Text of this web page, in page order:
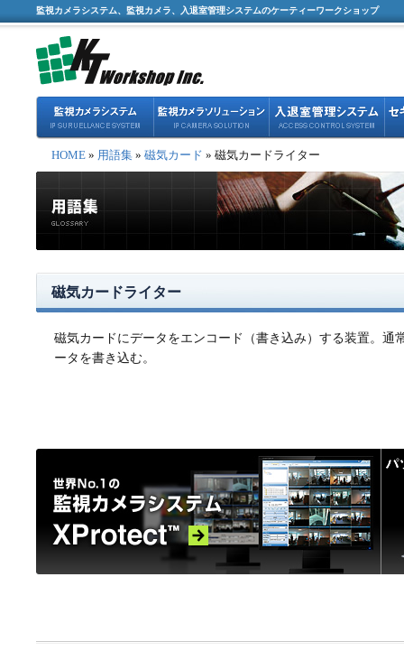
監視カメラシステム、監視カメラ、入退室管理システムのケーティーワークショップ
HOME » 用語集 » 磁気カード » 磁気カードライター
磁気カードライター
磁気カードにデータをエンコード（書き込み）する装置。通
ータを書き込む。